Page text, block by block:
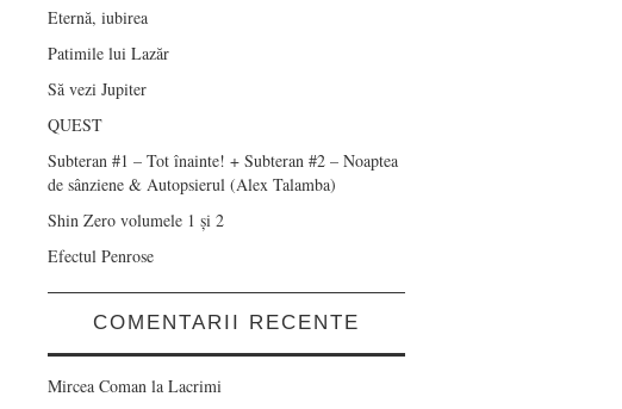
Eternă, iubirea
Patimile lui Lazăr
Să vezi Jupiter
QUEST
Subteran #1 – Tot înainte! + Subteran #2 – Noaptea
de sânziene & Autopsierul (Alex Talamba)
Shin Zero volumele 1 și 2
Efectul Penrose
COMENTARII RECENTE
Mircea Coman la Lacrimi